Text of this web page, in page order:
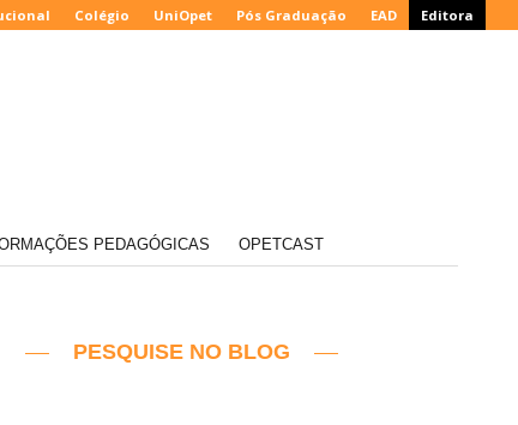
Colégio UniOpet Pós Graduação EAD Editora
PEDAGÓGICAS OPETCAST
PESQUISE NO BLOG